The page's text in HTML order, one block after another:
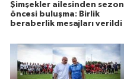
Şimşekler ailesinden sezon
öncesi buluşma: Birlik
beraberlik mesajları verildi